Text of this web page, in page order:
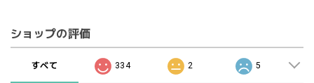
ショップの評価
すべて 334 2 5